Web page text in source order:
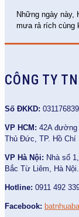
Những ngày này,
mưa rả rích cùng
CÔNG TY
Số ĐKKD:
VP HCM: 42A
Thủ Đức, TP. Hồ Chí
VP Hà Nội: Nhà số
Bắc Từ Liêm, Hà Nội.
Hotline: 0911 492
Facebook: